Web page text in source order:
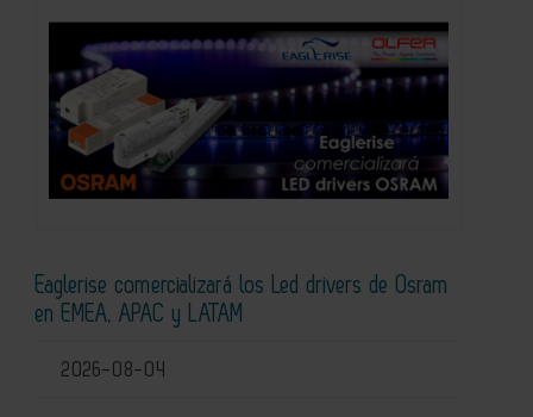
Eaglerise comercializará los Led drivers de Osram
en EMEA, APAC y LATAM
2026-08-04